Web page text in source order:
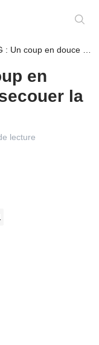
douce préparé pour secouer la Ligue 1
en
la
lecture